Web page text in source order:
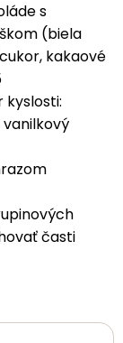
s
(biela
kakaové
kyslosti:
časti